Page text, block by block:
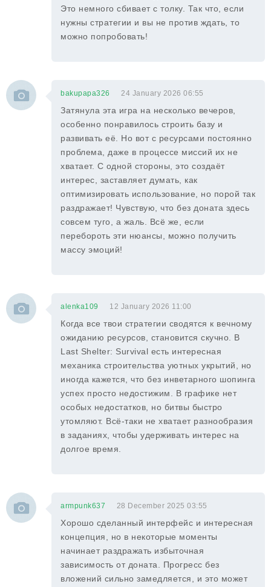
Это немного сбивает с толку. Так что, если
нужны стратегии и вы не против ждать, то
можно попробовать!
bakupapa326 24 January 2026 06:55
Затянула эта игра на несколько вечеров,
особенно понравилось строить базу и
развивать её. Но вот с ресурсами постоянно
проблема, даже в процессе миссий их не
хватает. С одной стороны, это создаёт
интерес, заставляет думать, как
оптимизировать использование, но порой так
раздражает! Чувствую, что без доната здесь
совсем туго, а жаль. Всё же, если
перебороть эти нюансы, можно получить
массу эмоций!
alenka109 12 January 2026 11:00
Когда все твои стратегии сводятся к вечному
ожиданию ресурсов, становится скучно. В
Last Shelter: Survival есть интересная
механика строительства уютных укрытий, но
иногда кажется, что без инветарного шопинга
успех просто недостижим. В графике нет
особых недостатков, но битвы быстро
утомляют. Всё-таки не хватает разнообразия
в заданиях, чтобы удерживать интерес на
долгое время.
armpunk637 28 December 2025 03:55
Хорошо сделанный интерфейс и интересная
концепция, но в некоторые моменты
начинает раздражать избыточная
зависимость от доната. Прогресс без
вложений сильно замедляется, и это может